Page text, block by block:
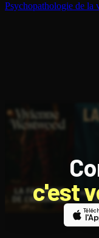
Psy­cho­pa­tho­lo­gie de la
c'est